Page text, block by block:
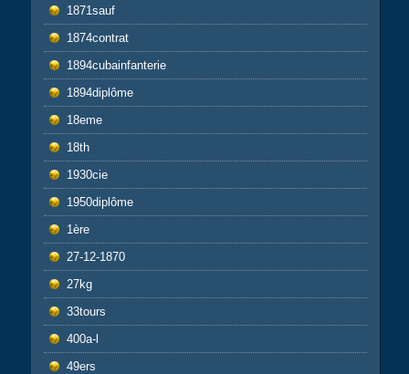
1871sauf
1874contrat
1894cubainfanterie
1894diplôme
18eme
18th
1930cie
1950diplôme
1ère
27-12-1870
27kg
33tours
400a-l
49ers